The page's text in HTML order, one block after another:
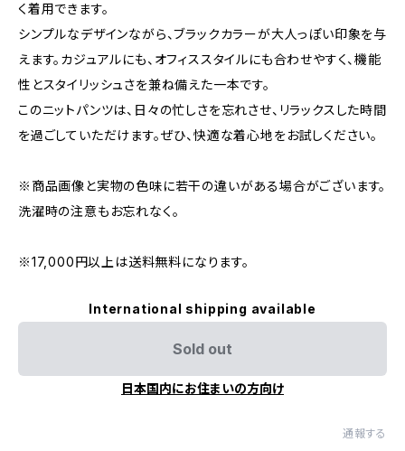
く着用できます。
シンプルなデザインながら、ブラックカラーが大人っぽい印象を与
えます。カジュアルにも、オフィススタイルにも合わせやすく、機能
性とスタイリッシュさを兼ね備えた一本です。
このニットパンツは、日々の忙しさを忘れさせ、リラックスした時間
を過ごしていただけます。ぜひ、快適な着心地をお試しください。
※商品画像と実物の色味に若干の違いがある場合がございます。
洗濯時の注意もお忘れなく。
※17,000円以上は送料無料になります。
International shipping available
Sold out
日本国内にお住まいの方向け
通報する